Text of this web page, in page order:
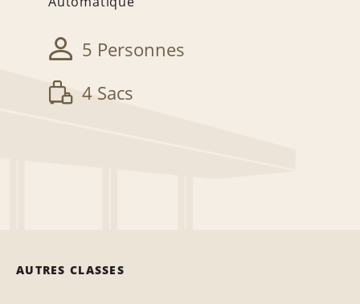
5 Personnes
4 Sacs
AUTRES CLASSES